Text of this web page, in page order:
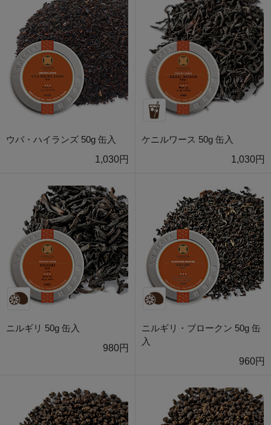
ウバ・ハイランズ 50g 缶入
1,030円
ケニルワース 50g 缶入
1,030円
ニルギリ 50g 缶入
980円
ニルギリ・ブロークン 50g 缶
入
960円